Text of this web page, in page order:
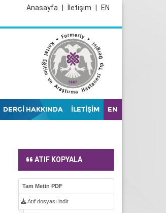
EN
İletişim
Anasayfa
DERGİ HAKKINDA İLETİŞİM EN
ATIF KOPYALA
Tam Metin PDF
Atıf dosyası indir